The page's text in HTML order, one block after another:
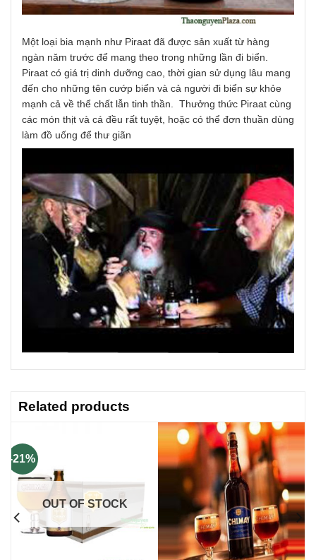
Một loại bia mạnh như Piraat đã được sản xuất từ hàng
ngàn năm trước để mang theo trong những lần đi biển.
Piraat có giá trị dinh dưỡng cao, thời gian sử dụng lâu mang
đến cho những tên cướp biển và cả người đi biển sự khỏe
mạnh cả về thể chất lẫn tinh thần. Thưởng thức Piraat cùng
các món thịt và cá đều rất tuyệt, hoặc có thể đơn thuần dùng
làm đồ uống để thư giãn
Related products
-21%
OUT OF STOCK